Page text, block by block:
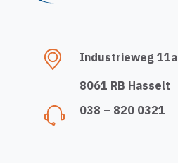
Industrieweg 11a
8061 RB Hasselt
038 – 820 0321